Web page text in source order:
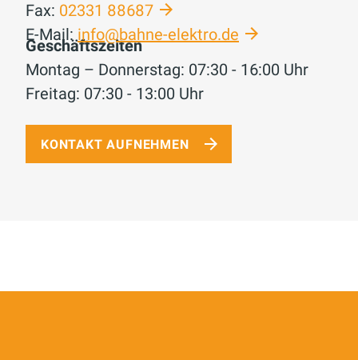
Fax: 02331 88687
E-Mail: info@bahne-elektro.de
Geschäftszeiten
Montag – Donnerstag: 07:30 - 16:00 Uhr
Freitag: 07:30 - 13:00 Uhr
KONTAKT AUFNEHMEN